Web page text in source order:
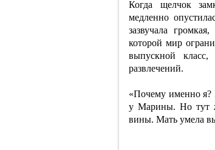
Когда щелчок
медленно
зазвучала
которой мир
выпускной
развлечений.
«Почему именно я?
у Марины. Но тут
вины. Мать умела